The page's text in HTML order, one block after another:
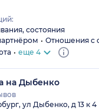
состояния
Отношения
еще 4
на Дыбенко
ул Дыбенко, д 13 к 4